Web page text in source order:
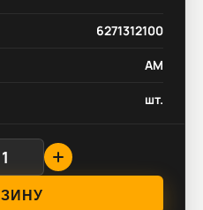
6271312100
AM
шт.